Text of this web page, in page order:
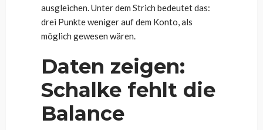
ausgleichen. Unter dem Strich bedeutet das:
drei Punkte weniger auf dem Konto, als
möglich gewesen wären.
Daten zeigen:
Schalke fehlt die
Balance